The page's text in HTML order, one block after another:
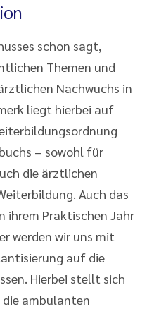
schon sagt,
Themen und
Nachwuchs in
liegt hierbei auf
– sowohl für
die ärztlichen
Auch das
ihrem Praktischen Jahr
werden wir uns mit
auf die
Hierbei stellt sich
die ambulanten